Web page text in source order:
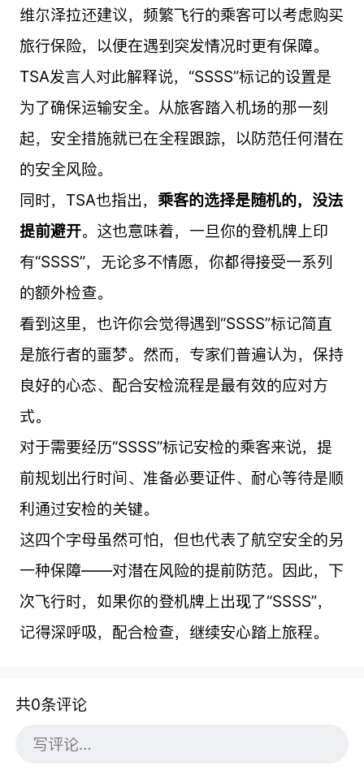
维尔泽拉还建议，频繁飞行的乘客可以考虑购买
旅行保险，以便在遇到突发情况时更有保障。
TSA发言人对此解释说，“SSSS”标记的设置是
为了确保运输安全。从旅客踏入机场的那一刻
起，安全措施就已在全程跟踪，以防范任何潜在
的安全风险。
同时，TSA也指出， 乘客的选择是随机的，没法
提前避开。这也意味着，一旦你的登机牌上印
有“SSSS”，无论多不情愿，你都得接受一系列
的额外检查。
看到这里，也许你会觉得遇到“SSSS”标记简直
是旅行者的噩梦。然而，专家们普遍认为，保持
良好的心态、配合安检流程是最有效的应对方
式。
对于需要经历“SSSS”标记安检的乘客来说，提
前规划出行时间、准备必要证件、耐心等待是顺
利通过安检的关键。
这四个字母虽然可怕，但也代表了航空安全的另
一种保障——对潜在风险的提前防范。因此，下
次飞行时，如果你的登机牌上出现了“SSSS”，
记得深呼吸，配合检查，继续安心踏上旅程。
共0条评论